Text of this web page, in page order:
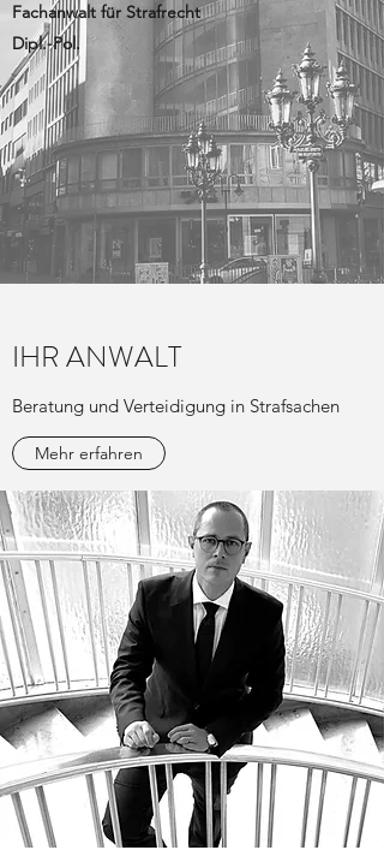
Fachanwalt für Strafrecht
Dipl.-Pol.
IHR ANWALT
Beratung und Verteidigung in Strafsachen
Mehr erfahren